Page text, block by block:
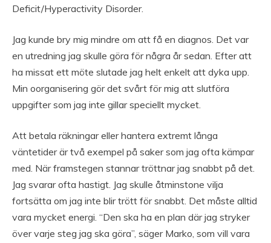
Deficit/Hyperactivity Disorder.
Jag kunde bry mig mindre om att få en diagnos. Det var
en utredning jag skulle göra för några år sedan. Efter att
ha missat ett möte slutade jag helt enkelt att dyka upp.
Min oorganisering gör det svårt för mig att slutföra
uppgifter som jag inte gillar speciellt mycket.
Att betala räkningar eller hantera extremt långa
väntetider är två exempel på saker som jag ofta kämpar
med. När framstegen stannar tröttnar jag snabbt på det.
Jag svarar ofta hastigt. Jag skulle åtminstone vilja
fortsätta om jag inte blir trött för snabbt. Det måste alltid
vara mycket energi. “Den ska ha en plan där jag stryker
över varje steg jag ska göra”, säger Marko, som vill vara